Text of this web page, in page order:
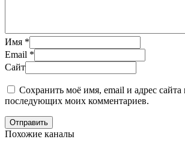
Имя *
Email *
Сайт
Сохранить моё имя, email и адрес сайта
последующих моих комментариев.
Отправить
Похожие каналы